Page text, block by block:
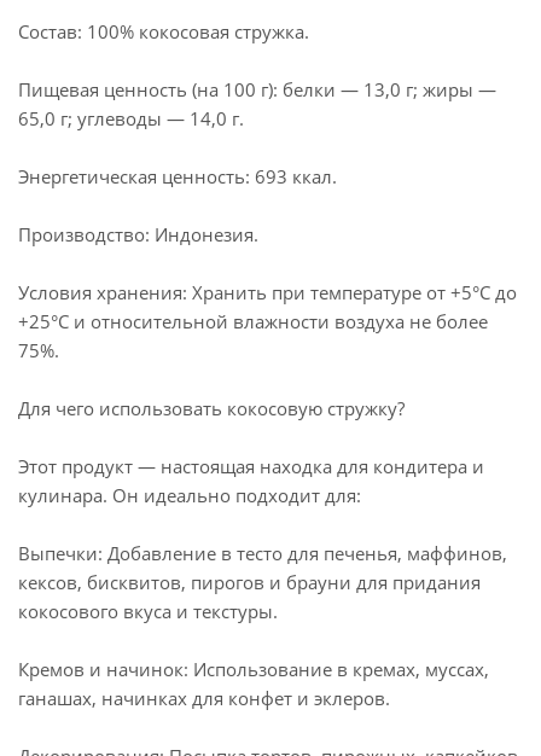
Состав: 100% кокосовая стружка.
Пищевая ценность (на 100 г): белки — 13,0 г; жиры —
65,0 г; углеводы — 14,0 г.
Энергетическая ценность: 693 ккал.
Производство: Индонезия.
Условия хранения: Хранить при температуре от +5°C до
+25°C и относительной влажности воздуха не более
75%.
Для чего использовать кокосовую стружку?
Этот продукт — настоящая находка для кондитера и
кулинара. Он идеально подходит для:
Выпечки: Добавление в тесто для печенья, маффинов,
кексов, бисквитов, пирогов и брауни для придания
кокосового вкуса и текстуры.
Кремов и начинок: Использование в кремах, муссах,
ганашах, начинках для конфет и эклеров.